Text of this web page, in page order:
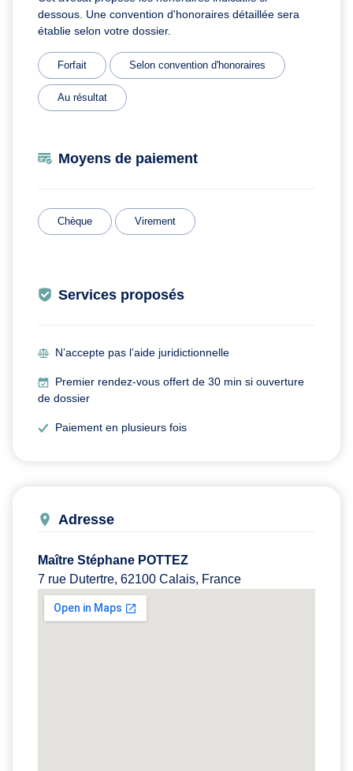
dessous. Une convention d'honoraires détaillée sera
établie selon votre dossier.
Forfait Selon convention d'honoraires
Au résultat
Moyens de paiement
Chèque Virement
Services proposés
N’accepte pas l’aide juridictionnelle
Premier rendez-vous offert de 30 min si ouverture
de dossier
Paiement en plusieurs fois
Adresse
Maître Stéphane POTTEZ
7 rue Dutertre, 62100 Calais, France